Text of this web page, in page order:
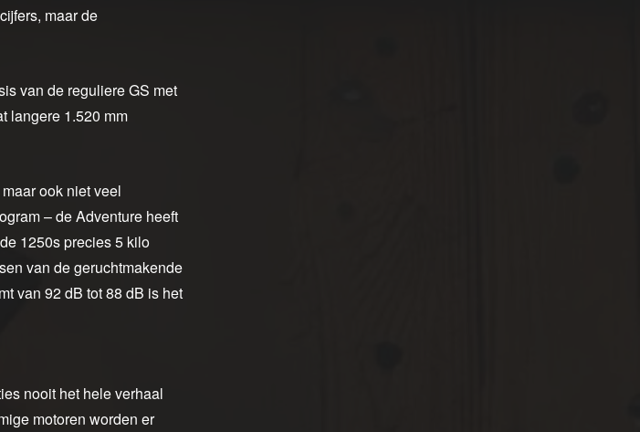
maar de
van de reguliere GS met
langere 1.520 mm
ook niet veel
– de Adventure heeft
1250s precies 5 kilo
van de geruchtmakende
van 92 dB tot 88 dB is het
nooit het hele verhaal
motoren worden er